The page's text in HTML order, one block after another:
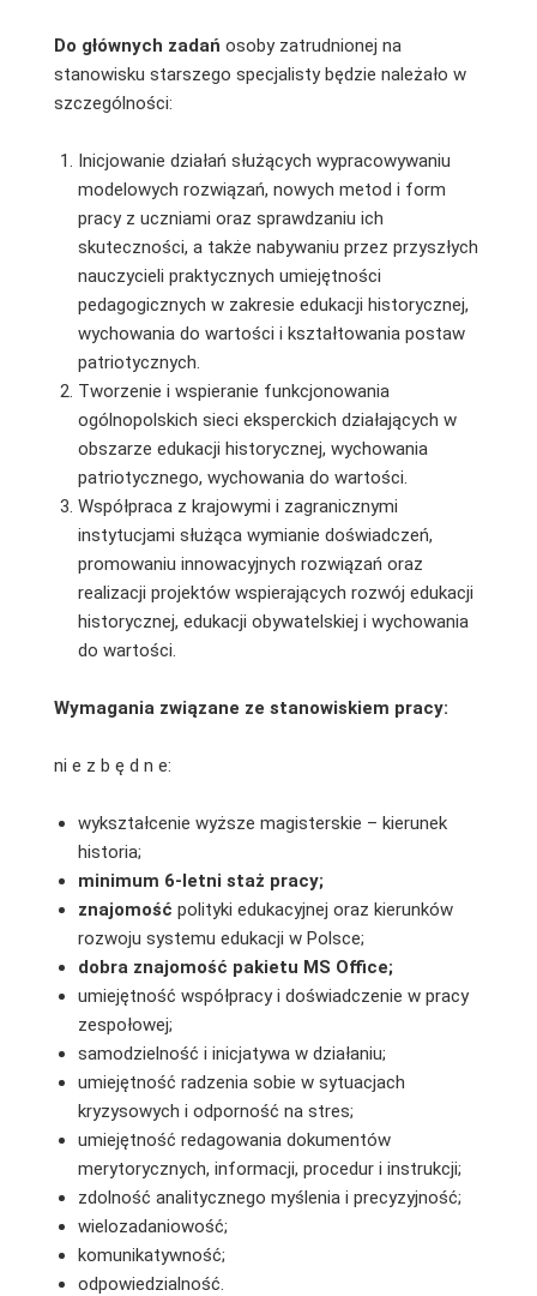
Do głównych zadań osoby zatrudnionej na
stanowisku starszego specjalisty będzie należało w
szczególności:
Inicjowanie działań służących wypracowywaniu
modelowych rozwiązań, nowych metod i form
pracy z uczniami oraz sprawdzaniu ich
skuteczności, a także nabywaniu przez przyszłych
nauczycieli praktycznych umiejętności
pedagogicznych w zakresie edukacji historycznej,
wychowania do wartości i kształtowania postaw
patriotycznych.
Tworzenie i wspieranie funkcjonowania
ogólnopolskich sieci eksperckich działających w
obszarze edukacji historycznej, wychowania
patriotycznego, wychowania do wartości.
Współpraca z krajowymi i zagranicznymi
instytucjami służąca wymianie doświadczeń,
promowaniu innowacyjnych rozwiązań oraz
realizacji projektów wspierających rozwój edukacji
historycznej, edukacji obywatelskiej i wychowania
do wartości.
Wymagania związane ze stanowiskiem pracy:
ni e z b ę d n e:
wykształcenie wyższe magisterskie – kierunek
historia;
minimum 6-letni staż pracy;
znajomość polityki edukacyjnej oraz kierunków
rozwoju systemu edukacji w Polsce;
dobra znajomość pakietu MS Office;
umiejętność współpracy i doświadczenie w pracy
zespołowej;
samodzielność i inicjatywa w działaniu;
umiejętność radzenia sobie w sytuacjach
kryzysowych i odporność na stres;
umiejętność redagowania dokumentów
merytorycznych, informacji, procedur i instrukcji;
zdolność analitycznego myślenia i precyzyjność;
wielozadaniowość;
komunikatywność;
odpowiedzialność.